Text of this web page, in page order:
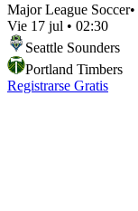
Major League Soccer•
Vie 17 jul • 02:30
Seattle Sounders
Portland Timbers
Registrarse Gratis